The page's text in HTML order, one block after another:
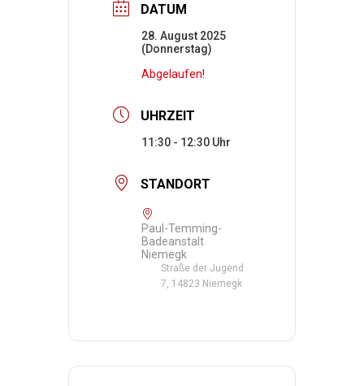
DATUM
28. August 2025
(Donnerstag)
Abgelaufen!
UHRZEIT
11:30 - 12:30
STANDORT
Paul-Temming-
Badeanstalt
Niemegk
Straße der Jugend
7, 14823 Niemegk